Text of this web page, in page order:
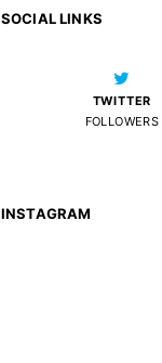
SOCIAL LINKS
TWITTER
FOLLOWERS
INSTAGRAM